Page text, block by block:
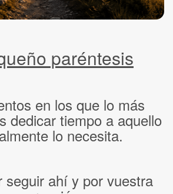
paréntesis
en los que lo más
dedicar tiempo a aquello
lo necesita.
seguir ahí y por vuestra